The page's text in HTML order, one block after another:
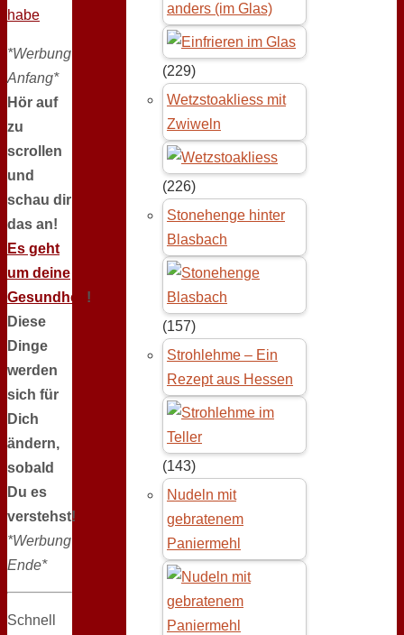
habe
*Werbung
Anfang*
Hör auf
zu
scrollen
und
schau dir
das an!
Es geht
um deine
Gesundheit !
Diese
Dinge
werden
sich für
Dich
ändern,
sobald
Du es
verstehst!
*Werbung
Ende*
Schnell
anders (im Glas)
(229)
Wetzstoakliess mit
Zwiweln
(226)
Stonehenge hinter
Blasbach
(157)
Strohlehme – Ein
Rezept aus Hessen
(143)
Nudeln mit
gebratenem
Paniermehl